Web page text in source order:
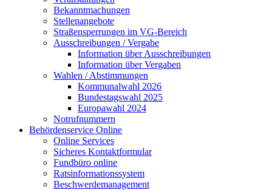
Bekanntmachungen
Stellenangebote
Straßensperrungen im VG-Bereich
Ausschreibungen / Vergabe
Information über Ausschreibungen
Information über Vergaben
Wahlen / Abstimmungen
Kommunalwahl 2026
Bundestagswahl 2025
Europawahl 2024
Notrufnummern
Behördenservice Online
Online Services
Sicheres Kontaktformular
Fundbüro online
Ratsinformationssystem
Beschwerdemanagement